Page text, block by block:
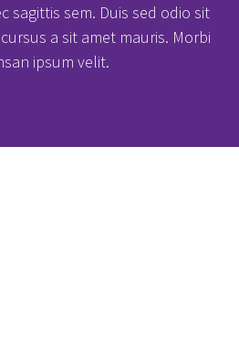
sagittis sem. Duis sed odio sit
a sit amet mauris. Morbi
ipsum velit.